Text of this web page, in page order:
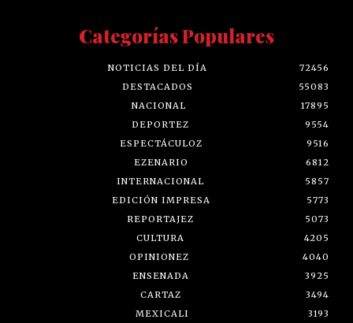
Categorías Populares
NOTICIAS DEL DÍA
72456
DESTACADOS
55083
NACIONAL
17895
DEPORTEZ
9554
ESPECTÁCULOZ
9516
EZENARIO
6812
INTERNACIONAL
5857
EDICIÓN IMPRESA
5773
REPORTAJEZ
5073
CULTURA
4205
OPINIONEZ
4040
ENSENADA
3925
CARTAZ
3494
MEXICALI
3193